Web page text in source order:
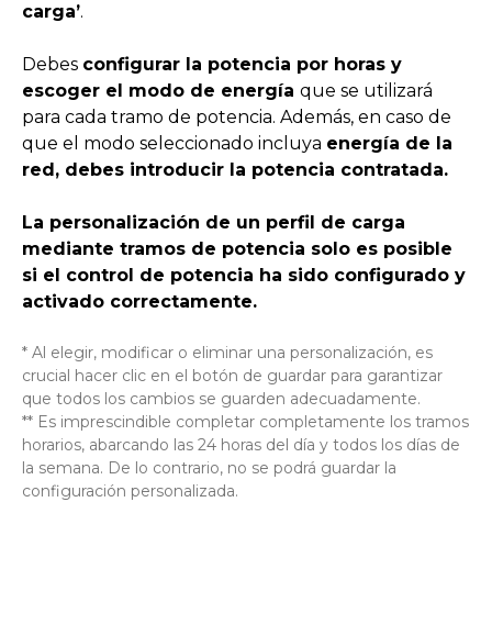
carga’.
Debes configurar la potencia por horas y
escoger el modo de energía que se utilizará
para cada tramo de potencia. Además, en caso de
que el modo seleccionado incluya energía de la
red, debes introducir la potencia contratada.
La personalización de un perfil de carga
mediante tramos de potencia solo es posible
si el control de potencia ha sido configurado y
activado correctamente.
* Al elegir, modificar o eliminar una personalización, es
crucial hacer clic en el botón de guardar para garantizar
que todos los cambios se guarden adecuadamente.
** Es imprescindible completar completamente los tramos
horarios, abarcando las 24 horas del día y todos los días de
la semana. De lo contrario, no se podrá guardar la
configuración personalizada.